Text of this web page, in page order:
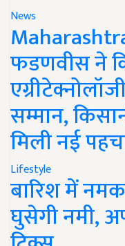
News
फडणवीस ने
सम्मान,
मिली नई
Lifestyle
बारिश में
घुसेगी नमी,